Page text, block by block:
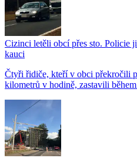
Cizinci letěli obcí přes sto. Policie
kauci
Čtyři řidiče, kteří v obci překročili
kilometrů v hodině, zastavili